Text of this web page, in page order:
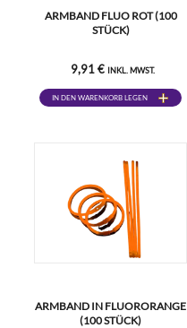
ARMBAND FLUO ROT (100
STÜCK)
9,91 € INKL. MWST.
IN DEN WARENKORB LEGEN
ARMBAND IN FLUORORANGE
(100 STÜCK)